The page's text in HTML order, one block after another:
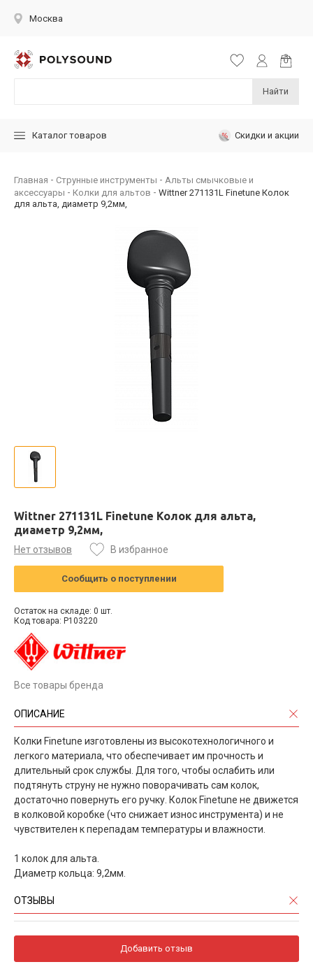
Москва
Найти
Каталог товаров Скидки и акции
Главная Струнные инструменты
Альты смычковые и
аксессуары
Колки для альтов
Wittner 271131L Finetune Колок
для альта, диаметр 9,2мм,
Wittner 271131L Finetune Колок для альта,
диаметр 9,2мм,
Нет отзывов В избранное
Сообщить о поступлении
Остаток на складе: 0 шт.
Код товара: P103220
Все товары бренда
ОПИСАНИЕ
Колки Finetune изготовлены из высокотехнологичного и
легкого материала, что обеспечивает им прочность и
длительный срок службы. Для того, чтобы ослабить или
подтянуть струну не нужно поворачивать сам колок,
достаточно повернуть его ручку. Колок Finetune не движется
в колковой коробке (что снижает износ инструмента) и не
чувствителен к перепадам температуры и влажности.
1 колок для альта.
Диаметр кольца: 9,2мм.
ОТЗЫВЫ
Добавить отзыв